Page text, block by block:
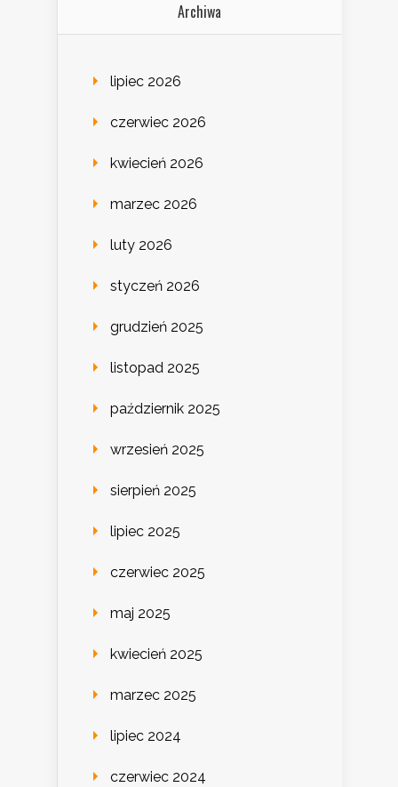
Archiwa
lipiec 2026
czerwiec 2026
kwiecień 2026
marzec 2026
luty 2026
styczeń 2026
grudzień 2025
listopad 2025
październik 2025
wrzesień 2025
sierpień 2025
lipiec 2025
czerwiec 2025
maj 2025
kwiecień 2025
marzec 2025
lipiec 2024
czerwiec 2024